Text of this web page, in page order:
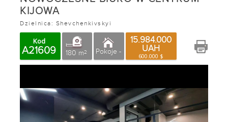
KIJOWA
Dzielnica: Shevchenkivskyi
Kod
A21609 180 m2 Pokoje -
15.984.000
UAH
600.000 $